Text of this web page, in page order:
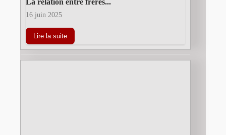
La relation entre frères...
16 juin 2025
Lire la suite